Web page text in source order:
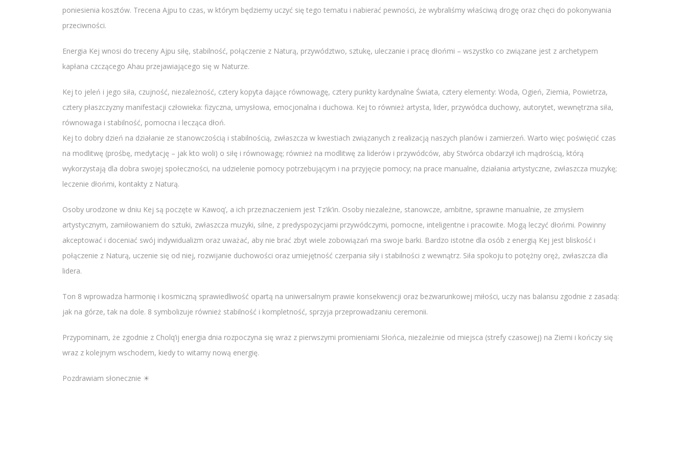
poniesienia kosztów. Trecena Ajpu to czas, w którym będziemy uczyć się tego tematu i nabierać pewności, że wybraliśmy właściwą drogę oraz chęci do pokonywania
przeciwności.
Energia Kej wnosi do treceny Ajpu siłę, stabilność, połączenie z Naturą, przywództwo, sztukę, uleczanie i pracę dłońmi – wszystko co związane jest z archetypem
kapłana czczącego Ahau przejawiającego się w Naturze.
Kej to jeleń i jego siła, czujność, niezależność, cztery kopyta dające równowagę, cztery punkty kardynalne Świata, cztery elementy: Woda, Ogień, Ziemia, Powietrza,
cztery płaszczyzny manifestacji człowieka: fizyczna, umysłowa, emocjonalna i duchowa. Kej to również artysta, lider, przywódca duchowy, autorytet, wewnętrzna siła,
równowaga i stabilność, pomocna i lecząca dłoń.
Kej to dobry dzień na działanie ze stanowczością i stabilnością, zwłaszcza w kwestiach związanych z realizacją naszych planów i zamierzeń. Warto więc poświęcić czas
na modlitwę (prośbę, medytację – jak kto woli) o siłę i równowagę; również na modlitwę za liderów i przywódców, aby Stwórca obdarzył ich mądrością, którą
wykorzystają dla dobra swojej społeczności, na udzielenie pomocy potrzebującym i na przyjęcie pomocy; na prace manualne, działania artystyczne, zwłaszcza muzykę;
leczenie dłońmi, kontakty z Naturą.
Osoby urodzone w dniu Kej są poczęte w Kawoq’, a ich przeznaczeniem jest Tz’ik’in. Osoby niezależne, stanowcze, ambitne, sprawne manualnie, ze zmysłem
artystycznym, zamiłowaniem do sztuki, zwłaszcza muzyki, silne, z predyspozycjami przywódczymi, pomocne, inteligentne i pracowite. Mogą leczyć dłońmi. Powinny
akceptować i doceniać swój indywidualizm oraz uważać, aby nie brać zbyt wiele zobowiązań ma swoje barki. Bardzo istotne dla osób z energią Kej jest bliskość i
połączenie z Naturą, uczenie się od niej, rozwijanie duchowości oraz umiejętność czerpania siły i stabilności z wewnątrz. Siła spokoju to potężny oręż, zwłaszcza dla
lidera.
Ton 8 wprowadza harmonię i kosmiczną sprawiedliwość opartą na uniwersalnym prawie konsekwencji oraz bezwarunkowej miłości, uczy nas balansu zgodnie z zasadą:
jak na górze, tak na dole. 8 symbolizuje również stabilność i kompletność, sprzyja przeprowadzaniu ceremonii.
Przypominam, że zgodnie z Cholq’ij energia dnia rozpoczyna się wraz z pierwszymi promieniami Słońca, niezależnie od miejsca (strefy czasowej) na Ziemi i kończy się
wraz z kolejnym wschodem, kiedy to witamy nową energię.
Pozdrawiam słonecznie ☀